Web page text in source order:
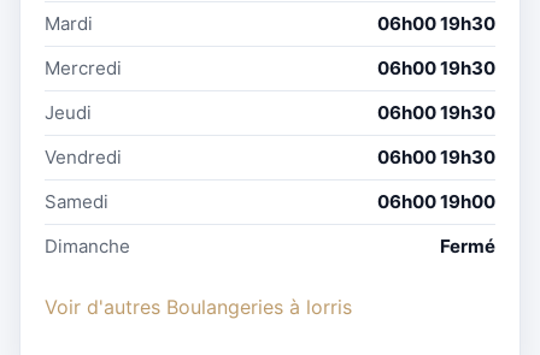
Mardi
06h00 19h30
Mercredi
06h00 19h30
Jeudi
06h00 19h30
Vendredi
06h00 19h30
Samedi
06h00 19h00
Dimanche
Fermé
Voir d'autres Boulangeries à lorris